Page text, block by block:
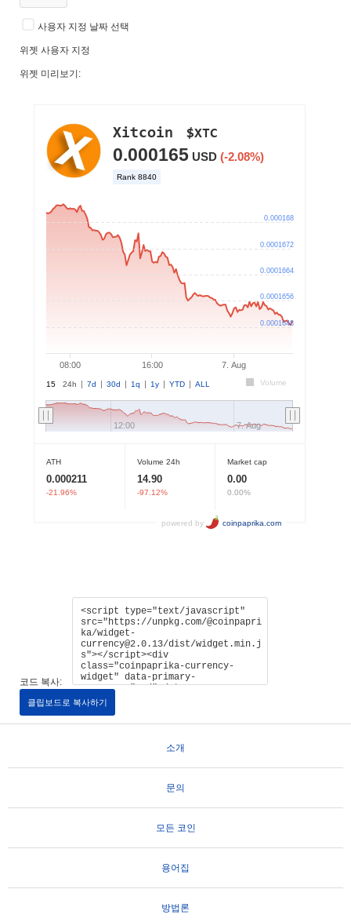
사용자 지정 날짜 선택
위젯 사용자 지정
위젯 미리보기:
코드 복사:
클립보드로 복사하기
소개
문의
모든 코인
용어집
방법론